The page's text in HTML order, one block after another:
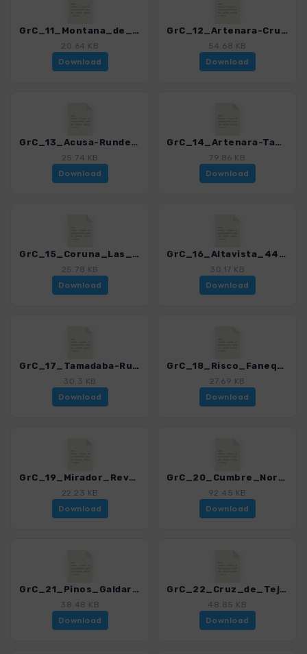
GrC_11_Montana_de_Artenara_4459_12.gpx
20.64 KB
Download
GrC_12_Artenara-Cruz_Acusa_4459_12.gpx
54.68 KB
Download
GrC_13_Acusa-Runde_4459_12.gpx
25.74 KB
Download
GrC_14_Artenara-Tamadaba_4459_12.gpx
79.86 KB
Download
GrC_15_Coruna_Las_Hoyas_4459_12.gpx
25.78 KB
Download
GrC_16_Altavista_4459_12.gpx
30.17 KB
Download
GrC_17_Tamadaba-Runde_4459_12.gpx
30.3 KB
Download
GrC_18_Risco_Faneque_4459_12.gpx
27.69 KB
Download
GrC_19_Mirador_Reventon_4459_12.gpx
22.23 KB
Download
GrC_20_Cumbre_Nord_4459_12.gpx
92.45 KB
Download
GrC_21_Pinos_Galdar_4459_12.gpx
38.48 KB
Download
GrC_22_Cruz_de_Tejeda_-Valleseco_4459_12.gpx
48.85 KB
Download